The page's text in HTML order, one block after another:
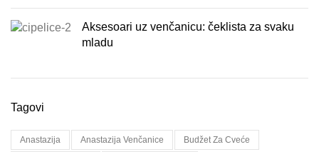
Aksesoari uz venčanicu: čeklista za svaku
mladu
Tagovi
Anastazija Anastazija Venčanice Budžet Za Cveće